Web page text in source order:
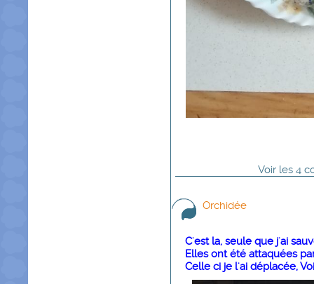
Voir les 4
Orchidée
C'est la, seule que j'ai
Elles ont été attaquées
Celle ci je l'ai déplacée,